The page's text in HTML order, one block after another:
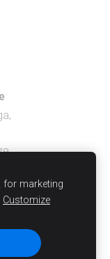
for marketing
Customize